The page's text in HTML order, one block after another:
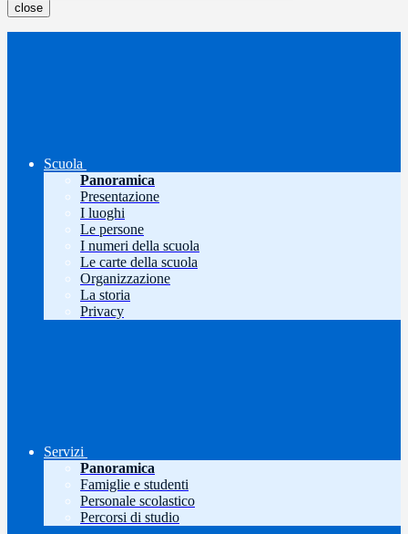
close
Scuola
Panoramica
Presentazione
I luoghi
Le persone
I numeri della scuola
Le carte della scuola
Organizzazione
La storia
Privacy
Servizi
Panoramica
Famiglie e studenti
Personale scolastico
Percorsi di studio